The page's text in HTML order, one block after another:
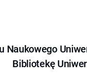
Naukowego
Bibliotekę